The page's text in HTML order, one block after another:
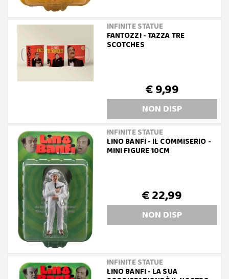
INFINITE STATUE
FANTOZZI - TAZZA TRE
SCOTCHES
€ 9,99
NON DISP
INFINITE STATUE
LINO BANFI - IL COMMISERIO -
MINI FIGURE 10CM
€ 22,99
NON DISP
INFINITE STATUE
LINO BANFI - LA SUA